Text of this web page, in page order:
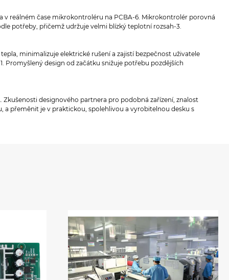
reálném čase mikrokontroléru na PCBA-6. Mikrokontrolér porovná
potřeby, přičemž udržuje velmi blízký teplotní rozsah-3.
minimalizuje elektrické rušení a zajistí bezpečnost uživatele
Promyšlený design od začátku snižuje potřebu pozdějších
designového partnera pro podobná zařízení, znalost
přeměnit je v praktickou, spolehlivou a vyrobitelnou desku s